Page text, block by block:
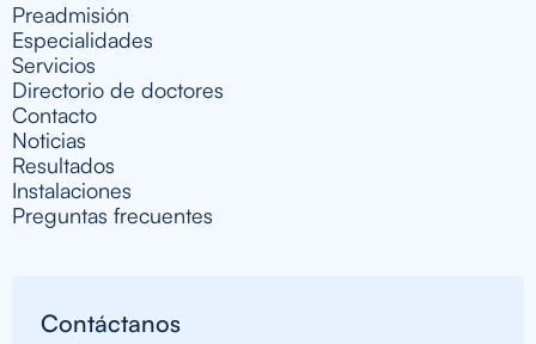
Preadmisión
Especialidades
Servicios
Directorio de doctores
Contacto
Noticias
Resultados
Instalaciones
Preguntas frecuentes
Contáctanos